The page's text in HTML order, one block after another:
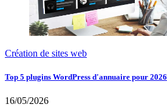
Création de sites web
Top 5 plugins WordPress d'annuaire pour 2026
16/05/2026